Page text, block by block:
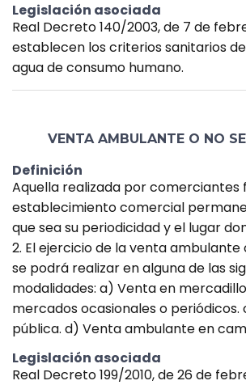
Legislación asociada
Real Decreto 140/2003, de 7 de
establecen los criterios sanitarios
agua de consumo humano.
VENTA AMBULANTE O NO
Definición
Aquella realizada por comerciantes
establecimiento comercial
que sea su periodicidad y el lugar
2. El ejercicio de la venta
se podrá realizar en alguna de las
modalidades: a) Venta en
mercados ocasionales o
pública. d) Venta ambulante en
Legislación asociada
Real Decreto 199/2010, de 26 de